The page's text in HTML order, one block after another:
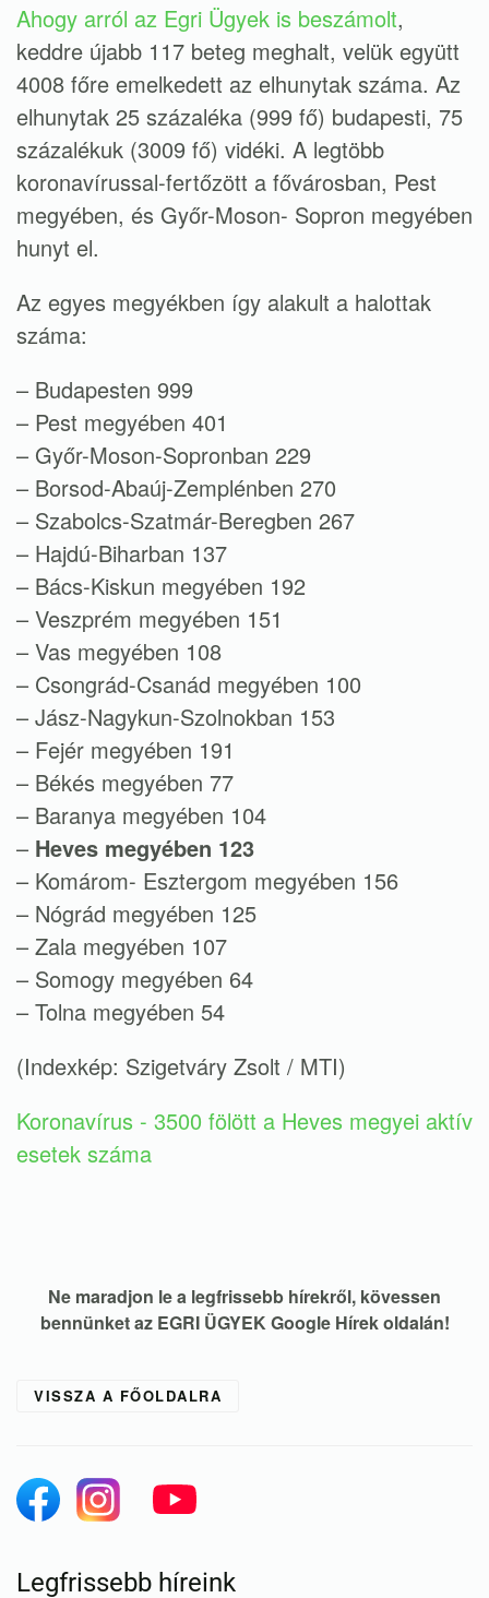
Ahogy arról az Egri Ügyek is beszámolt,
keddre újabb 117 beteg meghalt, velük együtt
4008 főre emelkedett az elhunytak száma. Az
elhunytak 25 százaléka (999 fő) budapesti, 75
százalékuk (3009 fő) vidéki. A legtöbb
koronavírussal-fertőzött a fővárosban, Pest
megyében, és Győr-Moson- Sopron megyében
hunyt el.
Az egyes megyékben így alakult a halottak
száma:
– Budapesten 999
– Pest megyében 401
– Győr-Moson-Sopronban 229
– Borsod-Abaúj-Zemplénben 270
– Szabolcs-Szatmár-Beregben 267
– Hajdú-Biharban 137
– Bács-Kiskun megyében 192
– Veszprém megyében 151
– Vas megyében 108
– Csongrád-Csanád megyében 100
– Jász-Nagykun-Szolnokban 153
– Fejér megyében 191
– Békés megyében 77
– Baranya megyében 104
– Heves megyében 123
– Komárom- Esztergom megyében 156
– Nógrád megyében 125
– Zala megyében 107
– Somogy megyében 64
– Tolna megyében 54
(Indexkép: Szigetváry Zsolt / MTI)
Koronavírus - 3500 fölött a Heves megyei aktív
esetek száma
Ne maradjon le a legfrissebb hírekről, kövessen
bennünket az EGRI ÜGYEK Google Hírek oldalán!
VISSZA A FŐOLDALRA
Legfrissebb híreink